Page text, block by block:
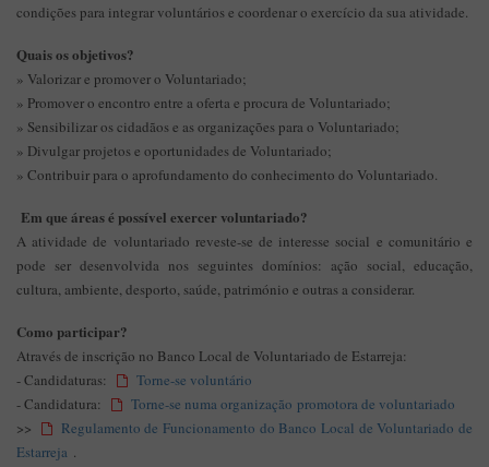
condições para integrar voluntários e coordenar o exercício da sua atividade.
Quais os objetivos?
» Valorizar e promover o Voluntariado;
» Promover o encontro entre a oferta e procura de Voluntariado;
» Sensibilizar os cidadãos e as organizações para o Voluntariado;
» Divulgar projetos e oportunidades de Voluntariado;
» Contribuir para o aprofundamento do conhecimento do Voluntariado.
Em que áreas é possível exercer voluntariado?
A atividade de voluntariado reveste-se de interesse social e comunitário e
pode ser desenvolvida nos seguintes domínios: ação social, educação,
cultura, ambiente, desporto, saúde, património e outras a considerar.
Como participar?
Através de inscrição no Banco Local de Voluntariado de Estarreja:
- Candidaturas:
Torne-se voluntário
- Candidatura:
Torne-se numa organização promotora de voluntariado
>>
Regulamento de Funcionamento do Banco Local de Voluntariado de
Estarreja .